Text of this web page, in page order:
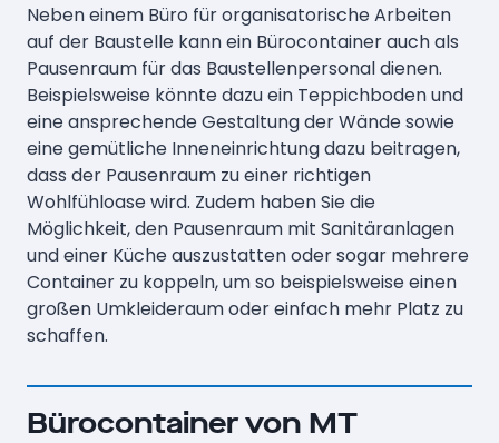
Neben einem Büro für organisatorische Arbeiten
auf der Baustelle kann ein Bürocontainer auch als
Pausenraum für das Baustellenpersonal dienen.
Beispielsweise könnte dazu ein Teppichboden und
eine ansprechende Gestaltung der Wände sowie
eine gemütliche Inneneinrichtung dazu beitragen,
dass der Pausenraum zu einer richtigen
Wohlfühloase wird. Zudem haben Sie die
Möglichkeit, den Pausenraum mit Sanitäranlagen
und einer Küche auszustatten oder sogar mehrere
Container zu koppeln, um so beispielsweise einen
großen Umkleideraum oder einfach mehr Platz zu
schaffen.
Bürocontainer von MT